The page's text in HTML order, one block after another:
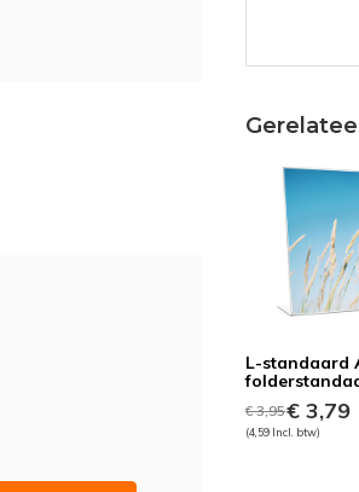
L-standaard
€ 3,95€ 3,79
(4,59 Incl. btw)